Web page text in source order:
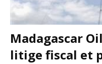
Madagascar
litige fiscal et